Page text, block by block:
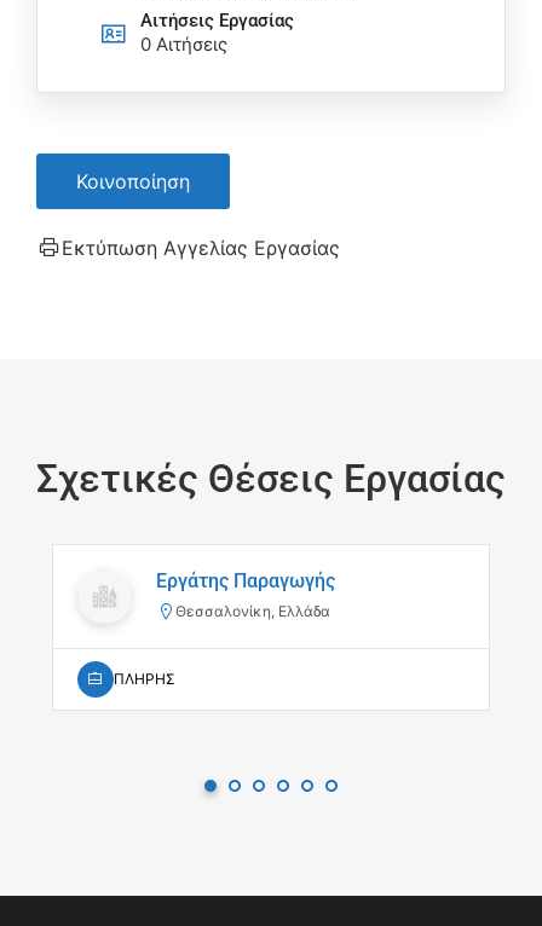
Αιτήσεις Eργασίας
0 Αιτήσεις
Κοινοποίηση
Εκτύπωση Αγγελίας Εργασίας
Σχετικές Θέσεις Εργασίας
Εργάτης Παραγωγής
Θεσσαλονίκη, Ελλάδα
ΠΛΗΡΗΣ